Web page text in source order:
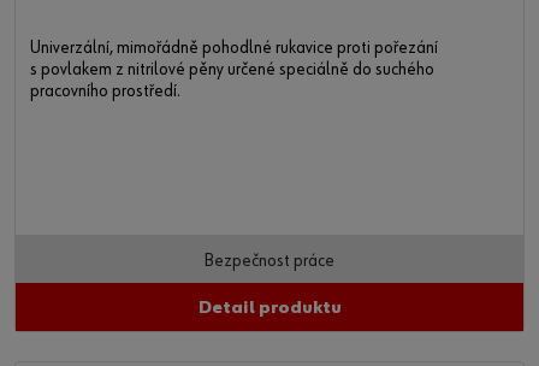
Univerzální, mimořádně pohodlné rukavice proti pořezání
s povlakem z nitrilové pěny určené speciálně do suchého
pracovního prostředí.
Bezpečnost práce
Detail produktu